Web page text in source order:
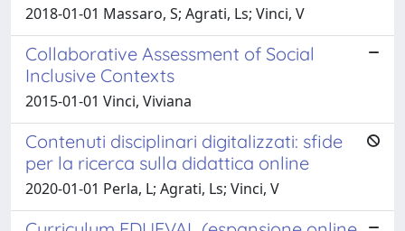
2018-01-01 Massaro, S; Agrati, Ls; Vinci, V
Collaborative Assessment of Social
Inclusive Contexts
2015-01-01 Vinci, Viviana
Contenuti disciplinari digitalizzati: sfide
per la ricerca sulla didattica online
2020-01-01 Perla, L; Agrati, Ls; Vinci, V